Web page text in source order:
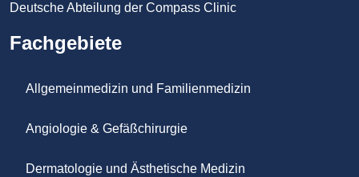
Deutsche Abteilung der Compass Clinic
Fachgebiete
Allgemeinmedizin und Familienmedizin
Angiologie & Gefäßchirurgie
Dermatologie und Ästhetische Medizin